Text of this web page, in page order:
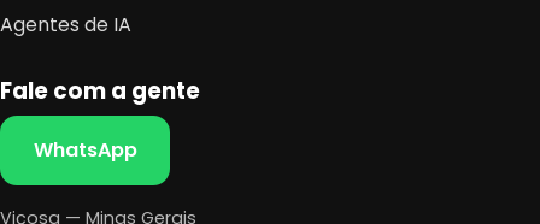
Agentes de IA
Fale com a gente
WhatsApp
Viçosa — Minas Gerais